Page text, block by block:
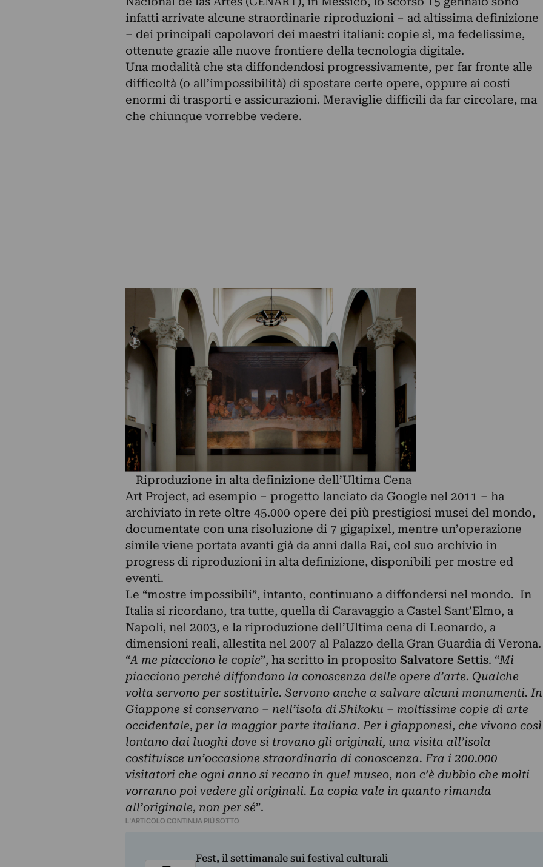
infatti arrivate alcune straordinarie riproduzioni – ad altissima definizione
– dei principali capolavori dei maestri italiani: copie sì, ma fedelissime,
ottenute grazie alle nuove frontiere della tecnologia digitale.
Una modalità che sta diffondendosi progressivamente, per far fronte alle
difficoltà (o all’impossibilità) di spostare certe opere, oppure ai costi
enormi di trasporti e assicurazioni. Meraviglie difficili da far circolare, ma
che chiunque vorrebbe vedere.
Riproduzione in alta definizione dell’Ultima Cena
Art Project, ad esempio – progetto lanciato da Google nel 2011 – ha
archiviato in rete oltre 45.000 opere dei più prestigiosi musei del mondo,
documentate con una risoluzione di 7 gigapixel, mentre un’operazione
simile viene portata avanti già da anni dalla Rai, col suo archivio in
progress di riproduzioni in alta definizione, disponibili per mostre ed
eventi.
Le “mostre impossibili”, intanto, continuano a diffondersi nel mondo. In
Italia si ricordano, tra tutte, quella di Caravaggio a Castel Sant’Elmo, a
Napoli, nel 2003, e la riproduzione dell’Ultima cena di Leonardo, a
dimensioni reali, allestita nel 2007 al Palazzo della Gran Guardia di Verona.
“A me piacciono le copie”, ha scritto in proposito Salvatore Settis. “Mi
piacciono perché diffondono la conoscenza delle opere d’arte. Qualche
volta servono per sostituirle. Servono anche a salvare alcuni monumenti. In
Giappone si conservano – nell’isola di Shikoku – moltissime copie di arte
occidentale, per la maggior parte italiana. Per i giapponesi, che vivono così
lontano dai luoghi dove si trovano gli originali, una visita all’isola
costituisce un’occasione straordinaria di conoscenza. Fra i 200.000
visitatori che ogni anno si recano in quel museo, non c’è dubbio che molti
vorranno poi vedere gli originali. La copia vale in quanto rimanda
all’originale, non per sé”.
L'ARTICOLO CONTINUA PIÙ SOTTO
Fest, il settimanale sui festival culturali